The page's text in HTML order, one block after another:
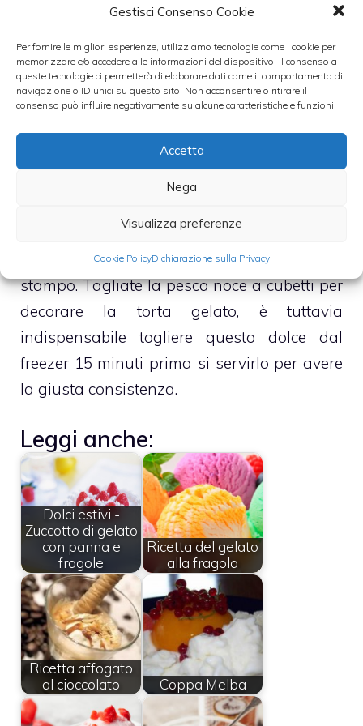
Gestisci Consenso Cookie
Per fornire le migliori esperienze, utilizziamo tecnologie come i cookie per
memorizzare e/o accedere alle informazioni del dispositivo. Il consenso a
queste tecnologie ci permetterà di elaborare dati come il comportamento di
navigazione o ID unici su questo sito. Non acconsentire o ritirare il
consenso può influire negativamente su alcune caratteristiche e funzioni.
Accetta
Nega
Visualizza preferenze
Cookie PolicyDichiarazione sulla Privacy
ripetete l’operazione per lo strato di gelato
alla fragola, per un altro alla pesca e poi
ancora uno strato di panna, poi tenete lo
stampo in freezer per almeno 4/5 ore in
modo che solidifichi bene.
fatti uno per volta perchè altrimenti il
. togliete la torta dal freezer ed
estraetela con massima attenzione dallo
stampo. Tagliate la pesca noce a cubetti per
decorare la torta gelato, è tuttavia
indispensabile togliere questo dolce dal
freezer 15 minuti prima si servirlo per avere
la giusta consistenza.
Leggi anche:
Dolci estivi -
Zuccotto di gelato
con panna e
fragole
Ricetta del gelato
alla fragola
Ricetta affogato
al cioccolato
Coppa Melba